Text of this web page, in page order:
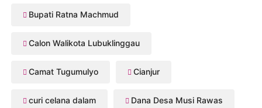
Bupati Ratna Machmud
Calon Walikota Lubuklinggau
Camat Tugumulyo Cianjur
curi celana dalam Dana Desa Musi Rawas